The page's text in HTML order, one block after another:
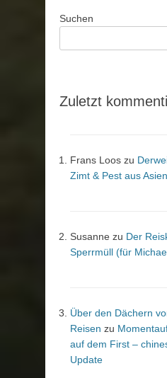
Suchen
Zuletzt
Frans Loos zu
Zimt & Pest aus Asien
Susanne zu Der
Sperrmüll (für
Über den Dächern
Reisen zu
auf dem First –
Update